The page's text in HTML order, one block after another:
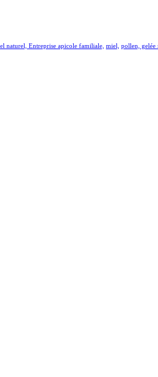
naturel, Entreprise apicole familiale, miel, pollen, gelée